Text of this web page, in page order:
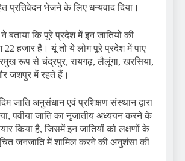
प्रतिवेदन भेजने के लिए धन्यवाद दिया।
बताया कि पूरे प्रदेश में इन जातियों की
हजार है। यूं तो ये लोग पूरे प्रदेश में पाए
रूप से चंद्रपुर, रायगढ़, लैलूंगा, खरसिया,
जशपुर में रहते हैं।
जाति अनुसंधान एवं प्रशिक्षण संस्थान द्वारा
पवीया जाति का नृजातीय अध्ययन करने के
किया है, जिसमें इन जातियों को लक्षणों के
जनजाति में शामिल करने की अनुशंसा की